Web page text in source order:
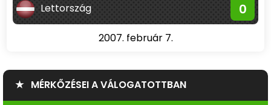
Lettország 0
2007. február 7.
★ MÉRKŐZÉSEI A VÁLOGATOTTBAN